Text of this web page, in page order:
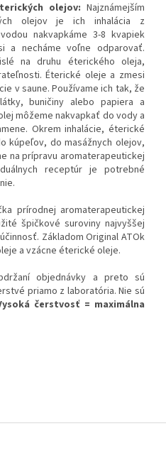
olejov: Najznámejším
olejov je ich inhalácia z
nakvapkáme 3-8 kvapiek
a necháme voľne odparovať.
na druhu éterického oleja,
Éterické oleje a zmesi
v saune. Používame ich tak, že
buničiny alebo papiera a
môžeme nakvapkať do vody a
Okrem inhalácie, éterické
kúpeľov, do masážnych olejov,
na prípravu aromaterapeutickej
receptúr je potrebné
prírodnej aromaterapeutickej
špičkové suroviny najvyššej
Základom Original ATOk
a vzácne éterické oleje.
objednávky a preto sú
priamo z laboratória. Nie sú
čerstvosť = maximálna